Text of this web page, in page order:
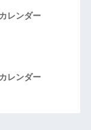
レンダー
レンダー